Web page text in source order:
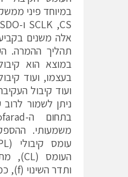
במיוחד פיני
אלה משנים
תהליך ההמרה.
בעצמו, ועוד
ועוד קיבול
ניתן לשמור
משמעותי.
ותדר השינוי (f), כמוגדר במשואה 3: